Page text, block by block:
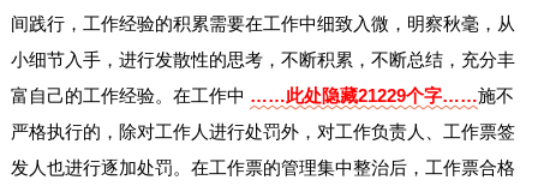
间践行，工作经验的积累需要在工作中细致入微，明察秋毫，从
小细节入手，进行发散性的思考，不断积累，不断总结，充分丰
富自己的工作经验。在工作中 ……此处隐藏21229个字……施不
严格执行的，除对工作人进行处罚外，对工作负责人、工作票签
发人也进行逐加处罚。在工作票的管理集中整治后，工作票合格